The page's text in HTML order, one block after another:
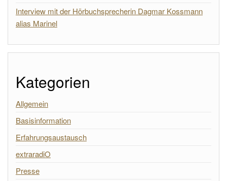
Interview mit der Hörbuchsprecherin Dagmar Kossmann
alias Marinel
Kategorien
Allgemein
Basisinformation
Erfahrungsaustausch
extraradiO
Presse